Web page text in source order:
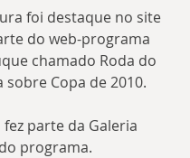
foi destaque no site
do web-programa
chamado Roda do
sobre Copa de 2010.
parte da Galeria
programa.